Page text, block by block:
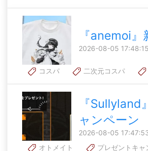
『anemoi
2026-08-05 17:48:15
コスパ 二次元コスパ
『Sullyland
ャンペーン
2026-08-05
オトメイト
プレゼントキャ